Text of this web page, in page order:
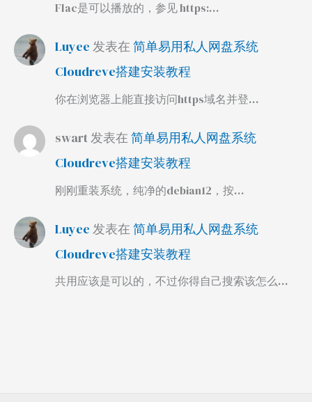
Flac是可以播放的，参见 https:…
Luyee 发表在简单易用私人网盘系统
Cloudreve搭建安装教程
你在浏览器上能直接访问https域名并登…
swart发表在简单易用私人网盘系统
Cloudreve搭建安装教程
刚刚重装系统，纯净的debian12，按…
Luyee 发表在 简单易用私人网盘系统
Cloudreve搭建安装教程
共用应该是可以的，不过你得自己搜索该怎么…